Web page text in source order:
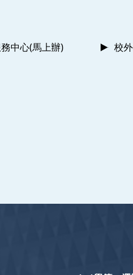
中心(馬上辦)
校